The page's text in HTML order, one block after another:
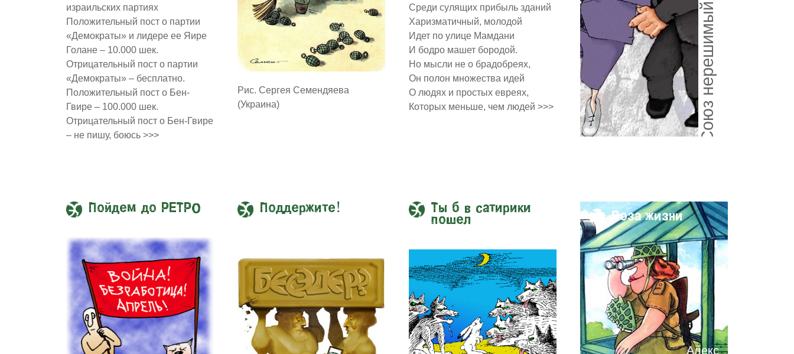
израильских партиях
Положительный пост о партии
«Демократы» и лидере ее Яире
Голане – 10.000 шек.
Отрицательный пост о партии
«Демократы» – бесплатно.
Положительный пост о Бен-
Гвире – 100.000 шек.
Отрицательный пост о Бен-Гвире
– не пишу, боюсь >>>
Рис. Сергея Семендяева
(Украина)
Среди сулящих прибыль зданий
Харизматичный, молодой
Идет по улице Мамдани
И бодро машет бородой.
Но мысли не о брадобреях,
Он полон множества идей
О людях и простых евреях,
Которых меньше, чем людей >>>
Союз нерешимый
Пойдем до РЕТРО Поддержите!
Ты б в сатирики
пошел
Поза жизни
Алекс